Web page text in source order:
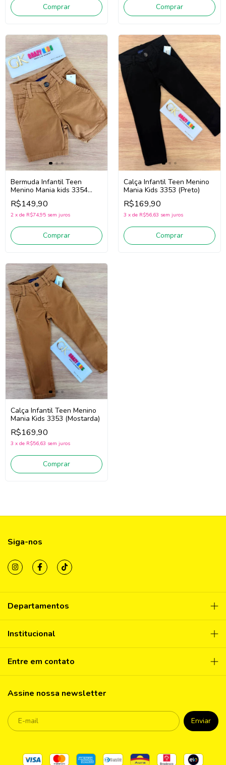
Comprar Comprar
Bermuda Infantil Teen
Menino Mania kids 3354
(Mostarda)
R$149,90
2 x de R$74,95 sem juros
Comprar
Calça Infantil Teen Menino
Mania Kids 3353 (Preto)
R$169,90
3 x de R$56,63 sem juros
Comprar
Calça Infantil Teen Menino
Mania Kids 3353 (Mostarda)
R$169,90
3 x de R$56,63 sem juros
Comprar
Siga-nos
Departamentos
Institucional
Entre em contato
Assine nossa newsletter